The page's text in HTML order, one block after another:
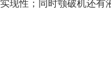
现性；同时颚破机还有